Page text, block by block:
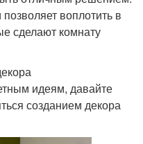
воплотить в
сделают комнату
идеям, давайте
созданием декора